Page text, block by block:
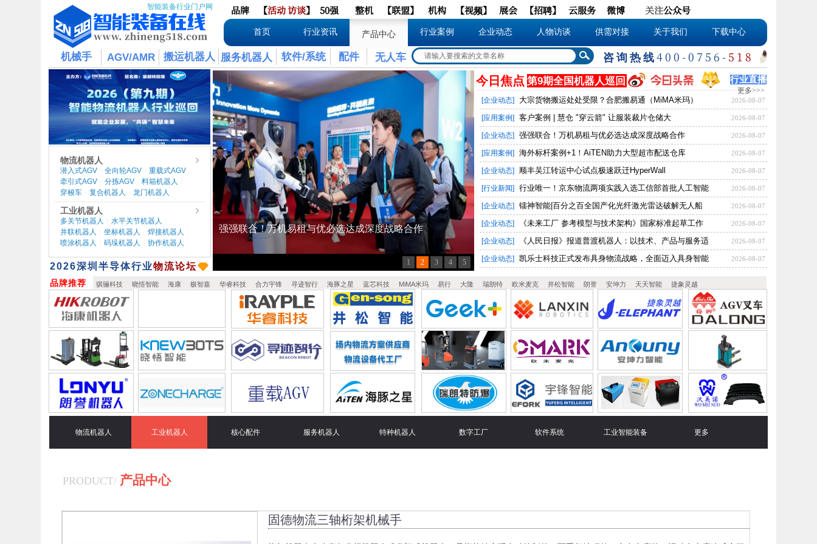
智能装备行业门户网 品牌 【活动访谈】 50强 整机 【联盟】 机构 【视频】 展会 【招聘】 云服务 微博 关注公众号
首页 行业资讯 产品中心 行业案例 企业动态 人物访谈 供需对接 关于我们 下载中心
机械手 搬运机器人 配件
软件/系统
AGV/AMR 无人车
服务机器人 咨询热线400-0756-518
今日焦点 行业直播
第9期全国机器人巡回
更多>>>
[企业动态]
大宗货物搬运处处受限？合肥搬易通（MiMA米玛） 2026-08-07
[应用案例] 客户案例 | 慧仓 "穿云箭" 让服装裁片仓储大 2026-08-07
[企业动态] 强强联合！万机易租与优必选达成深度战略合作 2026-08-07
[应用案例] 海外标杆案例+1！AiTEN助力大型超市配送仓库 2026-08-07
[企业动态] 顺丰吴江转运中心试点极速跃迁HyperWall 2026-08-07
[行业新闻] 行业唯一！京东物流两项实践入选工信部首批人工智能 2026-08-07
[企业动态] 镭神智能|百分之百全国产化光纤激光雷达破解无人船 2026-08-07
[企业动态] 《未来工厂 参考模型与技术架构》国家标准起草工作 2026-08-07
[企业动态] 《人民日报》报道普渡机器人：以技术、产品与服务适 2026-08-07
[企业动态] 凯乐士科技正式发布具身物流战略，全面迈入具身智能 2026-08-07
物流机器人
潜入式AGV 全向轮AGV 重载式AGV
牵引式AGV 分拣AGV 料箱机器人
穿梭车 复合机器人 龙门机器人
工业机器人
多关节机器人 水平关节机器人
并联机器人 坐标机器人 焊接机器人
喷涂机器人 码垛机器人 协作机器人
​2026深圳半导体行业物流论坛
骐骊科技 晓悟智能 海康 极智嘉 华睿科技 合力宇锋 寻迹智行 海豚之星 蓝芯科技 MiMA米玛 易行 大隆 瑞朗特 欧米麦克 井松智能 朗誉 安坤力 天天智能 捷象灵越
品牌推荐
物流机器人 工业机器人 核心配件 服务机器人 特种机器人 数字工厂 软件系统 工业智能装备 更多
PRODUCT/ 产品中心
固德物流三轴桁架机械手